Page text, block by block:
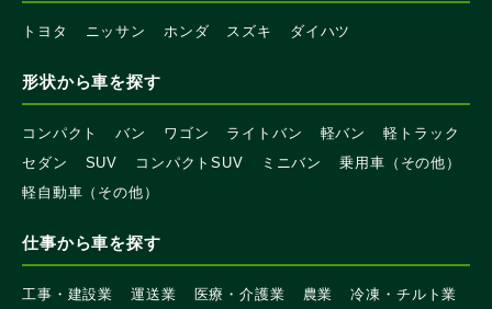
トヨタ ニッサン ホンダ スズキ ダイハツ
形状から車を探す
コンパクト バン ワゴン ライトバン 軽バン
軽トラック
セダン
SUV コンパクトSUV ミニバン
乗用車（その他）
軽自動車（その他）
仕事から車を探す
工事・建設業 運送業 医療・介護業 農業
冷凍・チルト業